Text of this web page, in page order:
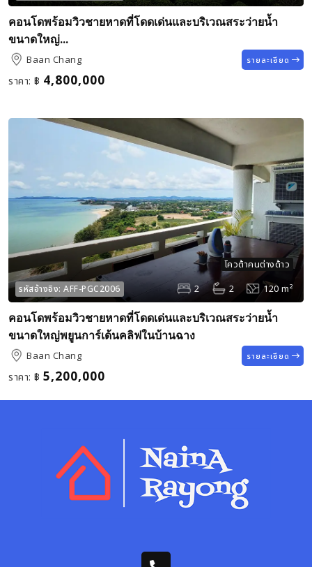
คอนโดพร้อมวิวชายหาดที่โดดเด่นและบริเวณสระว่ายน้ำ
ขนาดใหญ่...
Baan Chang
ราคา: ฿ 4,800,000
รายละเอียด
โควต้าคนต่างด้าว
รหัสอ้างอิง: AFF-PGC2006 2 2 120 m²
คอนโดพร้อมวิวชายหาดที่โดดเด่นและบริเวณสระว่ายน้ำ
ขนาดใหญ่พยูนการ์เด้นคลิฟในบ้านฉาง
Baan Chang
ราคา: ฿ 5,200,000
รายละเอียด